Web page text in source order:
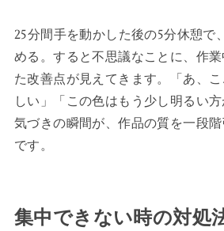
25分間手を動かした後の5分休憩で
める。すると不思議なことに、作
た改善点が見えてきます。「あ、
しい」「この色はもう少し明るい
気づきの瞬間が、作品の質を一段
です。
集中できない時の対処